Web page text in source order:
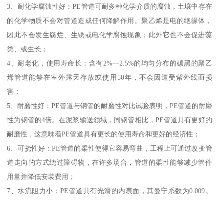
3、耐化学腐蚀性好：PE管道可耐多种化学介质的腐蚀，土壤中存在
的化学物质不会对管道造成任何降解作用。聚乙烯是电的绝缘体，
因此不会发生腐烂、生锈或电化学腐蚀现象；此外它也不会促进藻
类、或生长；
4、耐老化，使用寿命长：含有2%—2.5%的均匀分布的碳黑的聚乙
烯管道能够在室外露天存放或使用50年，不会因遭受紫外线而损
害；
5、耐磨性好：PE管道与钢管的耐磨性对比试验表明，PE管道的耐磨
性为钢管的4倍。在泥浆输送领域，同钢管相比，PE管道具有更好的
耐磨性，这意味着PE管道具有更长的使用寿命和更好的经济性；
6、可挠性好：PE管道的柔性使得它容易弯曲，工程上可通过改变管
道走向的方式绕过障碍物，在许多场合，管道的柔性能够减少管件
用量并降低安装费用；
7、水流阻力小：PE管道具有光滑的内表面，其曼宁系数为0.009。